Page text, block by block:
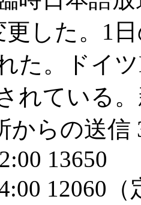
更した。1
た。ドイ
れている
らの送信
13650
12060（